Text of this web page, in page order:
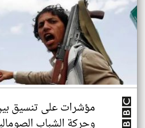
مؤشرات على تنسيق
وحركة الشباب